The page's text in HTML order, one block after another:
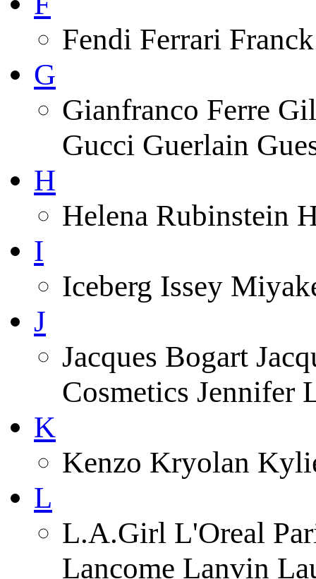
Fendi Ferrari
G
Gianfranco Ferre
Gucci Guerlain
H
Helena Rubinstein
I
Iceberg Issey
J
Jacques Bogart
Cosmetics Jennifer
K
Kenzo Kryolan
L
L.A.Girl L'Oreal
Lancome Lanvin